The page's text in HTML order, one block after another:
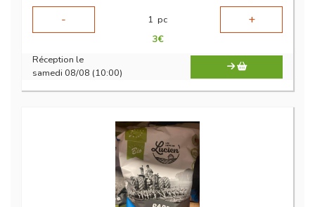
-
1 pc +
3€
Réception le
samedi 08/08 (10:00)